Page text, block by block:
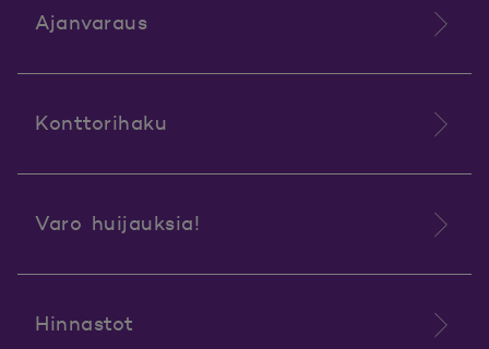
Ajanvaraus
Konttorihaku
Varo huijauksia!
Hinnastot